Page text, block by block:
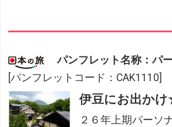
パンフレット名称：パ
[パンフレットコード：CAK1110]
伊豆にお出か
２６年上期パーソ